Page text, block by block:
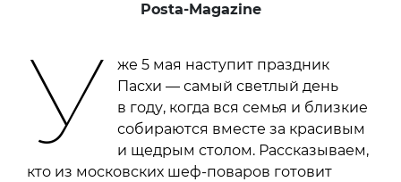
Posta-Magazine
У
же 5 мая наступит праздник
Пасхи — самый светлый день
в году, когда вся семья и близкие
собираются вместе за красивым
и щедрым столом. Рассказываем,
кто из московских шеф-поваров готовит